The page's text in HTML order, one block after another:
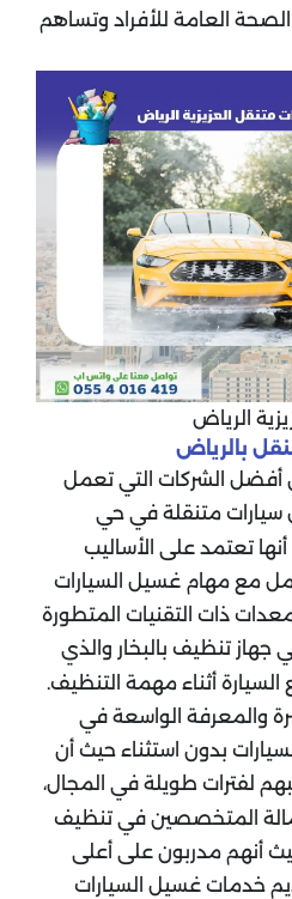
الصحة العامة للأفراد وتساهم
الرياض
بالرياض
الشركات التي تعمل
متنقلة في حي
تعتمد على الأساليب
مع مهام غسيل السيارات
ذات التقنيات المتطورة
جهاز تنظيف بالبخار والذي
أثناء مهمة التنظيف.
والمعرفة الواسعة في
بدون استثناء حيث أن
لفترات طويلة في المجال،
المتخصصين في تنظيف
أنهم مدربون على أعلى
خدمات غسيل السيارات